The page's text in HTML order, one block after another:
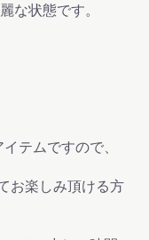
です。
テムですので、
楽しみ頂ける方